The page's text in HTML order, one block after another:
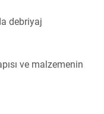
debriyaj
ve malzemenin